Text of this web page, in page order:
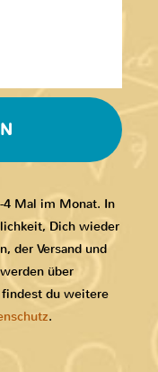
4 Mal im Monat. In
Dich wieder
der Versand und
über
du weitere
.